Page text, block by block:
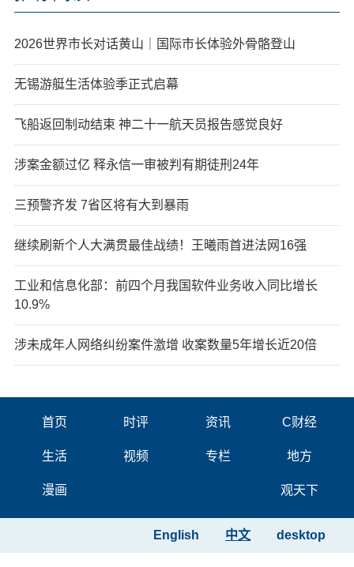
2026世界市长对话黄山｜国际市长体验外骨骼登山
无锡游艇生活体验季正式启幕
飞船返回制动结束 神二十一航天员报告感觉良好
涉案金额过亿 释永信一审被判有期徒刑24年
三预警齐发 7省区将有大到暴雨
继续刷新个人大满贯最佳战绩！王曦雨首进法网16强
工业和信息化部：前四个月我国软件业务收入同比增长
10.9%
涉未成年人网络纠纷案件激增 收案数量5年增长近20倍
首页 时评 资讯 C财经
生活 视频 专栏 地方
漫画 观天下
desktop
中文
English